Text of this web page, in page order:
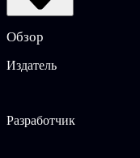
Дела! Например,
мини-игры.
трогать.
происходящего).
Обзор
Издатель
Разработчик